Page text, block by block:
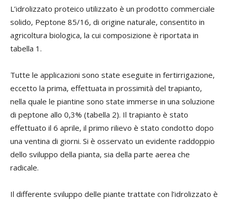
L’idrolizzato proteico utilizzato è un prodotto commerciale
solido, Peptone 85/16, di origine naturale, consentito in
agricoltura biologica, la cui composizione è riportata in
tabella 1.
Tutte le applicazioni sono state eseguite in fertirrigazione,
eccetto la prima, effettuata in prossimità del trapianto,
nella quale le piantine sono state immerse in una soluzione
di peptone allo 0,3% (tabella 2). Il trapianto è stato
effettuato il 6 aprile, il primo rilievo è stato condotto dopo
una ventina di giorni. Si è osservato un evidente raddoppio
dello sviluppo della pianta, sia della parte aerea che
radicale.
Il differente sviluppo delle piante trattate con l’idrolizzato è